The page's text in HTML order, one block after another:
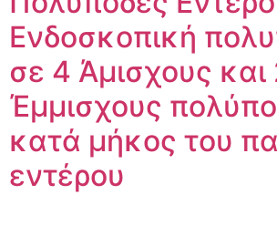
Ενδοσκοπική
σε 4 Άμισχους και
Έμμισχους
κατά μήκος του
εντέρου